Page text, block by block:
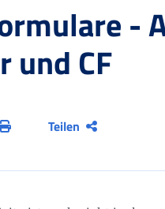
-
und CF
Teilen